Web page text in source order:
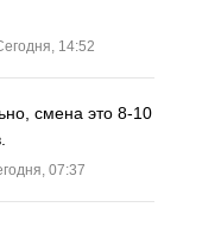
14:52
смена это 8-10
07:37